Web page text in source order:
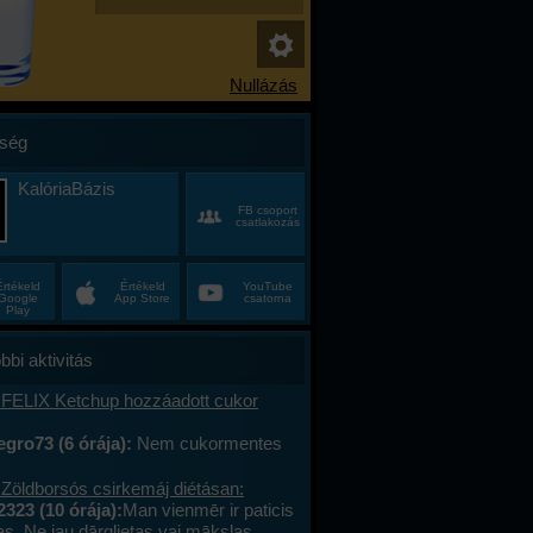
KalóriaBázis
FB csoport
csatlakozás
Play
Értékeld
App Store
YouTube
csatorna
aktivitás
Ketchup hozzáadott cukor
(6 órája): Nem cukormentes
csirkemáj diétásan:
(10 órája):Man vienmēr ir paticis